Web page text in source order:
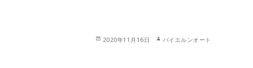
投
2020年11月16日
作
バイエルンオート